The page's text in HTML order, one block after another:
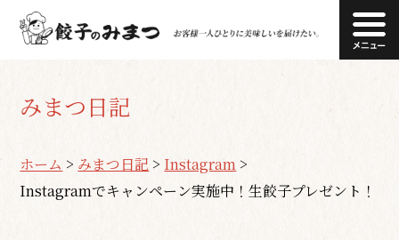
みまつ日記
ホーム > みまつ日記 > Instagram >
Instagramでキャンペーン実施中！生餃子プレゼント！